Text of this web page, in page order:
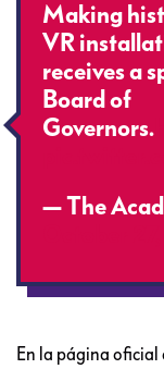
Making
VR
receives a
Board of
Governors.
— The
En la página oficial